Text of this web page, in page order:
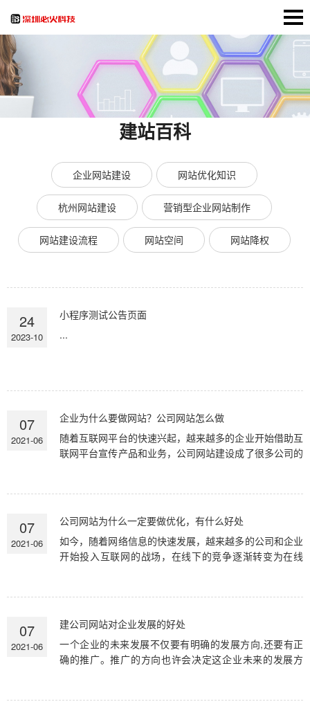
建站百科
企业网站建设 网站优化知识
杭州网站建设 营销型企业网站制作
网站建设流程 网站空间 网站降权
24
2023-10
小程序测试公告页面
...
07
2021-06
企业为什么要做网站？公司网站怎么做
随着互联网平台的快速兴起，越来越多的企业开始借助互
联网平台宣传产品和业务，公司网站建设成了很多公司的
07
2021-06
公司网站为什么一定要做优化，有什么好处
如今，随着网络信息的快速发展，越来越多的公司和企业
开始投入互联网的战场，在线下的竞争逐渐转变为在线
07
2021-06
建公司网站对企业发展的好处
一个企业的未来发展不仅要有明确的发展方向,还要有正
确的推广。推广的方向也许会决定这企业未来的发展方